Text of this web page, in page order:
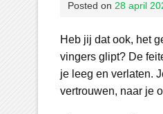
Posted on 28 april
Heb jij dat ook, het
vingers glipt? De
je leeg en verlaten.
vertrouwen, naar je